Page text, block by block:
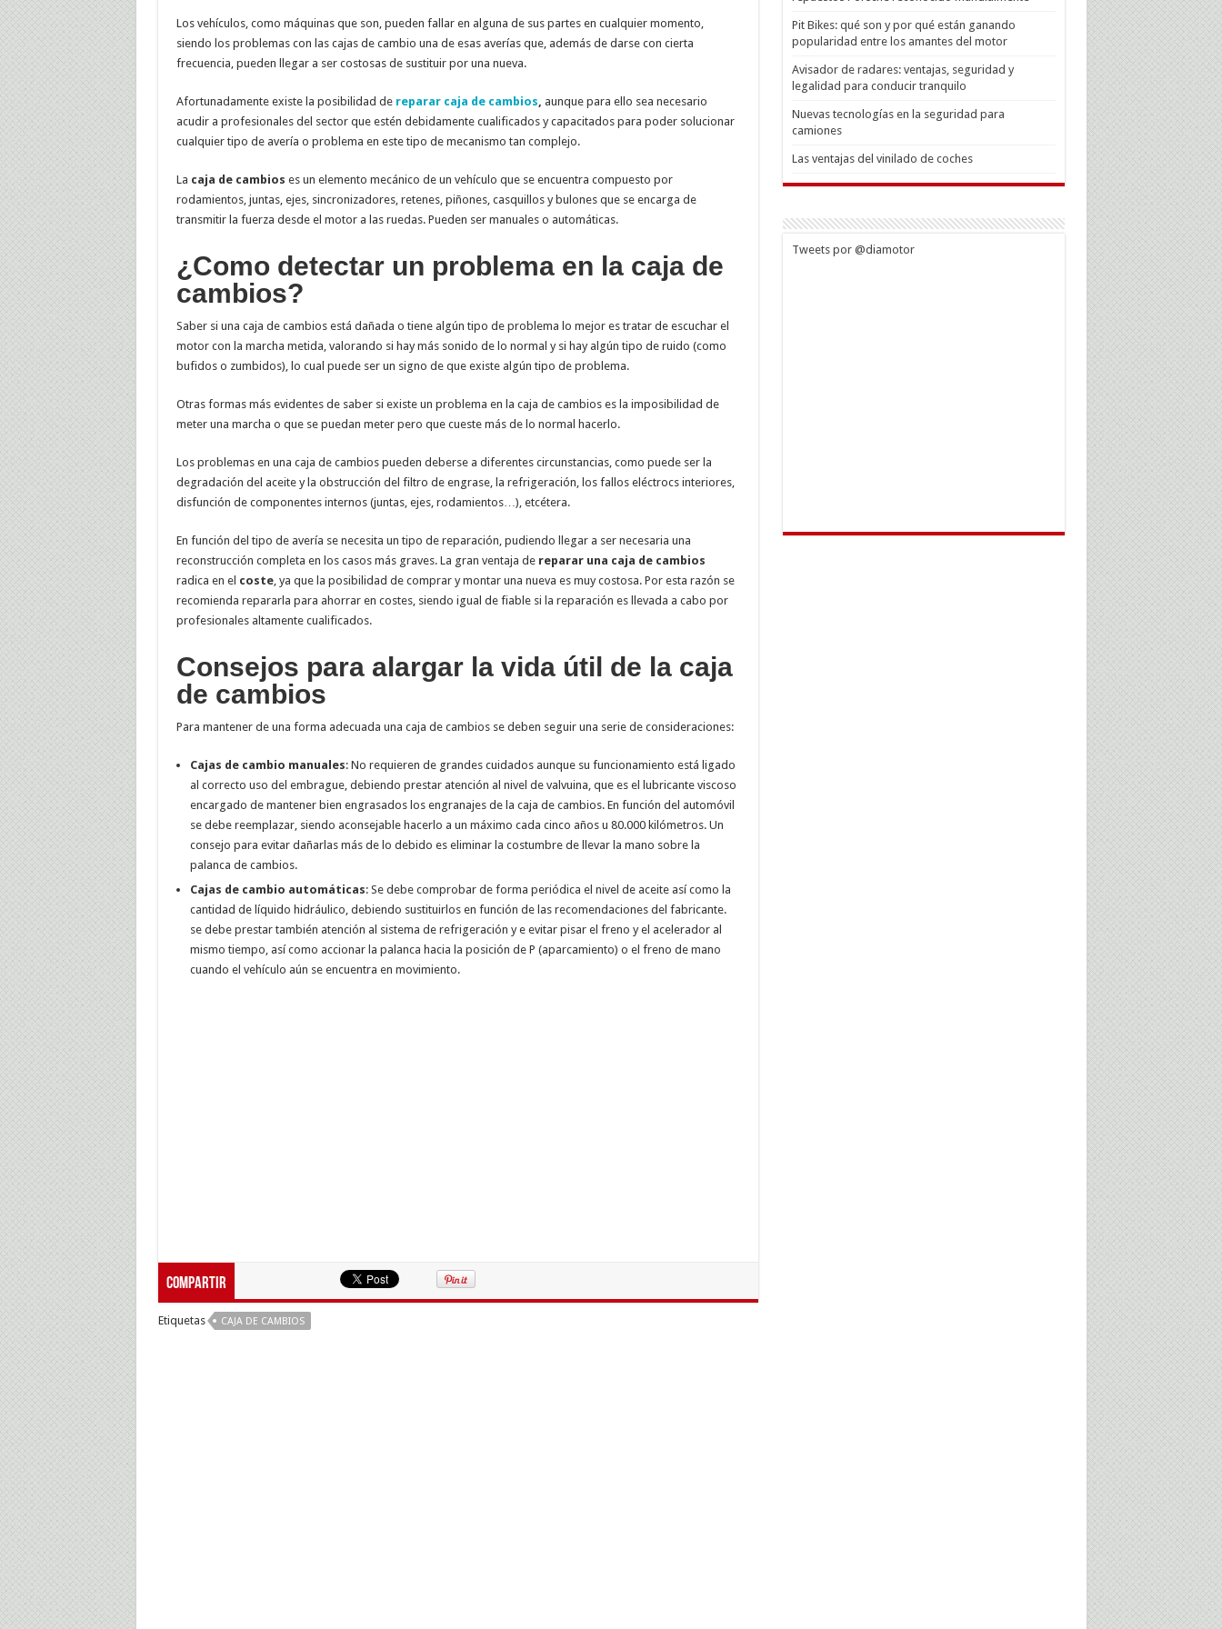
Los vehículos, como máquinas que son, pueden fallar en alguna de sus partes en cualquier momento,
siendo los problemas con las cajas de cambio una de esas averías que, además de darse con cierta
frecuencia, pueden llegar a ser costosas de sustituir por una nueva.
Afortunadamente existe la posibilidad de reparar caja de cambios, aunque para ello sea necesario
acudir a profesionales del sector que estén debidamente cualificados y capacitados para poder solucionar
cualquier tipo de avería o problema en este tipo de mecanismo tan complejo.
La caja de cambios es un elemento mecánico de un vehículo que se encuentra compuesto por
rodamientos, juntas, ejes, sincronizadores, retenes, piñones, casquillos y bulones que se encarga de
transmitir la fuerza desde el motor a las ruedas. Pueden ser manuales o automáticas.
¿Como detectar un problema en la caja de
cambios?
Saber si una caja de cambios está dañada o tiene algún tipo de problema lo mejor es tratar de escuchar el
motor con la marcha metida, valorando si hay más sonido de lo normal y si hay algún tipo de ruido (como
bufidos o zumbidos), lo cual puede ser un signo de que existe algún tipo de problema.
Otras formas más evidentes de saber si existe un problema en la caja de cambios es la imposibilidad de
meter una marcha o que se puedan meter pero que cueste más de lo normal hacerlo.
Los problemas en una caja de cambios pueden deberse a diferentes circunstancias, como puede ser la
degradación del aceite y la obstrucción del filtro de engrase, la refrigeración, los fallos eléctrocs interiores,
disfunción de componentes internos (juntas, ejes, rodamientos…), etcétera.
En función del tipo de avería se necesita un tipo de reparación, pudiendo llegar a ser necesaria una
reconstrucción completa en los casos más graves. La gran ventaja de reparar una caja de cambios
radica en el coste, ya que la posibilidad de comprar y montar una nueva es muy costosa. Por esta razón se
recomienda repararla para ahorrar en costes, siendo igual de fiable si la reparación es llevada a cabo por
profesionales altamente cualificados.
Consejos para alargar la vida útil de la caja
de cambios
Para mantener de una forma adecuada una caja de cambios se deben seguir una serie de consideraciones:
Cajas de cambio manuales: No requieren de grandes cuidados aunque su funcionamiento está ligado
al correcto uso del embrague, debiendo prestar atención al nivel de valvuina, que es el lubricante viscoso
encargado de mantener bien engrasados los engranajes de la caja de cambios. En función del automóvil
se debe reemplazar, siendo aconsejable hacerlo a un máximo cada cinco años u 80.000 kilómetros. Un
consejo para evitar dañarlas más de lo debido es eliminar la costumbre de llevar la mano sobre la
palanca de cambios.
Cajas de cambio automáticas: Se debe comprobar de forma periódica el nivel de aceite así como la
cantidad de líquido hidráulico, debiendo sustituirlos en función de las recomendaciones del fabricante.
se debe prestar también atención al sistema de refrigeración y e evitar pisar el freno y el acelerador al
mismo tiempo, así como accionar la palanca hacia la posición de P (aparcamiento) o el freno de mano
cuando el vehículo aún se encuentra en movimiento.
Compartir
Etiquetas CAJA DE CAMBIOS
Pit Bikes: qué son y por qué están ganando
popularidad entre los amantes del motor
Avisador de radares: ventajas, seguridad y
legalidad para conducir tranquilo
Nuevas tecnologías en la seguridad para
camiones
Las ventajas del vinilado de coches
Tweets por @diamotor